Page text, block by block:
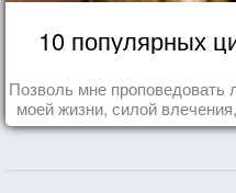
10 популярных
Позволь мне
моей жизни, силой